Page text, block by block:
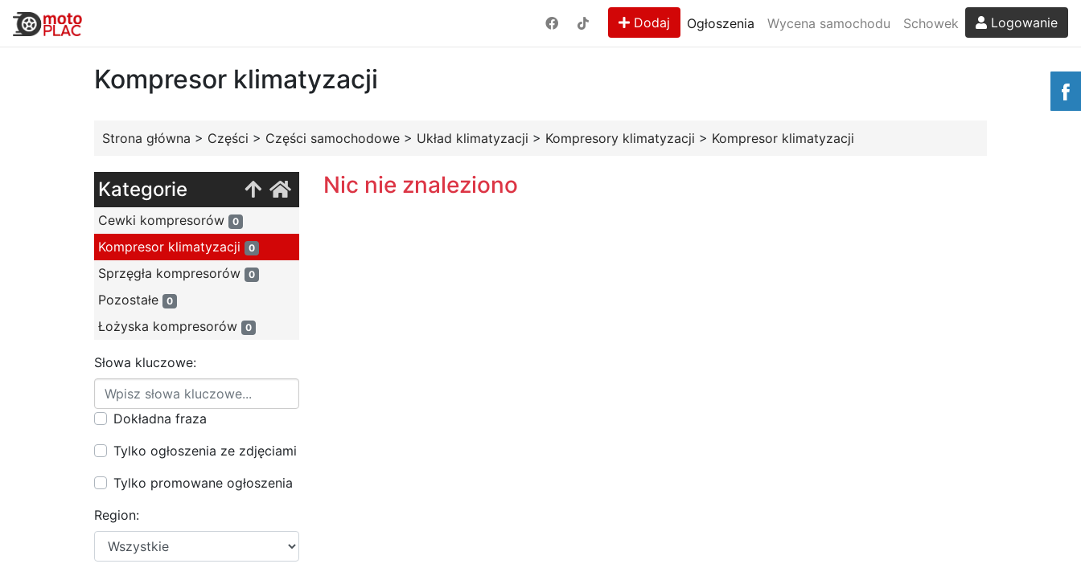
Dodaj Ogłoszenia Wycena samochodu Schowek Logowanie
Kompresor klimatyzacji
Strona główna > Części > Części samochodowe > Układ klimatyzacji > Kompresory klimatyzacji > Kompresor klimatyzacji
Kategorie
Cewki kompresorów 0
Kompresor klimatyzacji 0
Sprzęgła kompresorów 0
Pozostałe 0
Łożyska kompresorów 0
Słowa kluczowe:
Dokładna fraza
Tylko ogłoszenia ze zdjęciami
Tylko promowane ogłoszenia
Region:
Nic nie znaleziono